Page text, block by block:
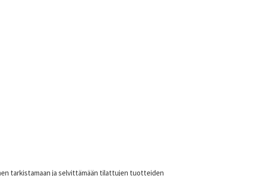
tarkistamaan ja selvittämään tilattujen tuotteiden